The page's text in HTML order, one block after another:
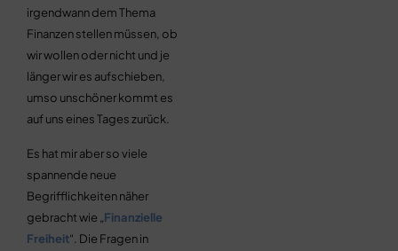
irgendwann dem Thema
Finanzen stellen müssen, ob
wir wollen oder nicht und je
länger wir es aufschieben,
umso unschöner kommt es
auf uns eines Tages zurück.
Es hat mir aber so viele
spannende neue
Begrifflichkeiten näher
gebracht wie „ Finanzielle
Freiheit“. Die Fragen in